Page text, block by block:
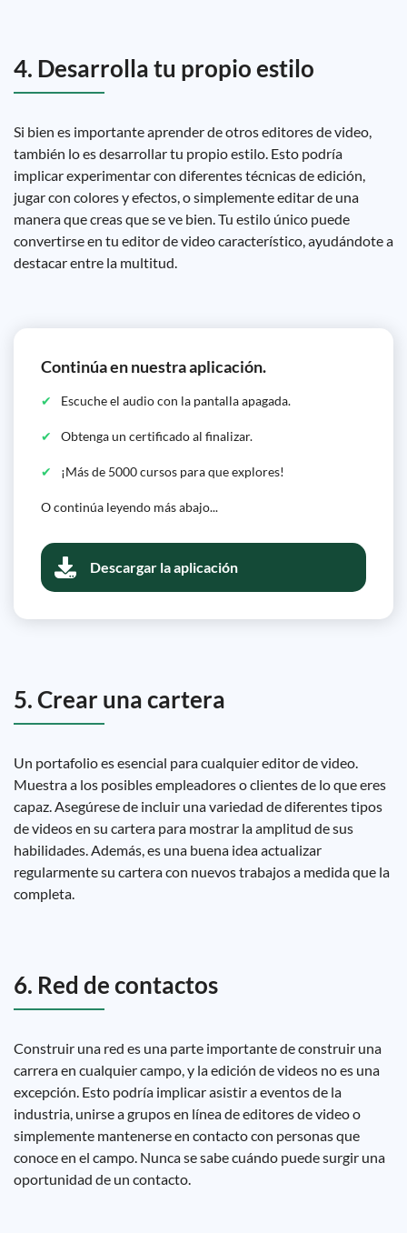
4. Desarrolla tu propio estilo
Si bien es importante aprender de otros editores de video,
también lo es desarrollar tu propio estilo. Esto podría
implicar experimentar con diferentes técnicas de edición,
jugar con colores y efectos, o simplemente editar de una
manera que creas que se ve bien. Tu estilo único puede
convertirse en tu editor de video característico, ayudándote a
destacar entre la multitud.
Continúa en nuestra aplicación.
Escuche el audio con la pantalla apagada.
Obtenga un certificado al finalizar.
¡Más de 5000 cursos para que explores!
O continúa leyendo más abajo...
Descargar la aplicación
5. Crear una cartera
Un portafolio es esencial para cualquier editor de video.
Muestra a los posibles empleadores o clientes de lo que eres
capaz. Asegúrese de incluir una variedad de diferentes tipos
de videos en su cartera para mostrar la amplitud de sus
habilidades. Además, es una buena idea actualizar
regularmente su cartera con nuevos trabajos a medida que la
completa.
6. Red de contactos
Construir una red es una parte importante de construir una
carrera en cualquier campo, y la edición de videos no es una
excepción. Esto podría implicar asistir a eventos de la
industria, unirse a grupos en línea de editores de video o
simplemente mantenerse en contacto con personas que
conoce en el campo. Nunca se sabe cuándo puede surgir una
oportunidad de un contacto.